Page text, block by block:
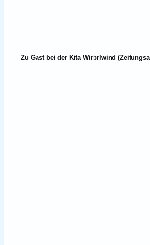
Zu Gast bei der Kita Wirbrlwind